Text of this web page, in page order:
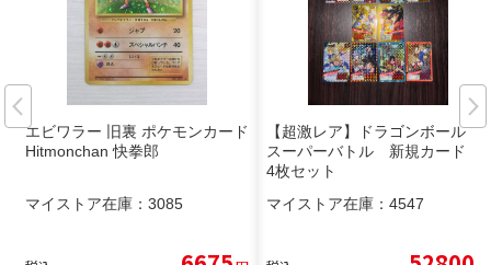
エビワラー 旧裏 ポケモンカード
Hitmonchan 快拳郎
マイストア在庫： 3085
【超激レア】ドラゴンボール
スーパーバトル 新規カード 1
4枚セット
マイストア在庫： 4547